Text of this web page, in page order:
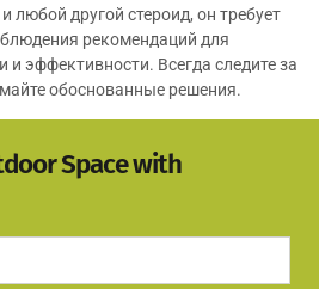
любой другой стероид, он требует
рекомендаций для
и эффективности. Всегда следите за
обоснованные решения.
Space with